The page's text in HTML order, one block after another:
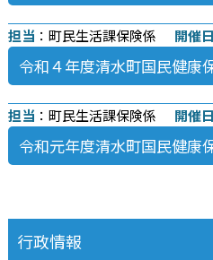
行政情報
担当 ：町民生活課保険係 開催
令和４年度清水町国民健康
担当 ：町民生活課保険係 開催
令和元年度清水町国民健康